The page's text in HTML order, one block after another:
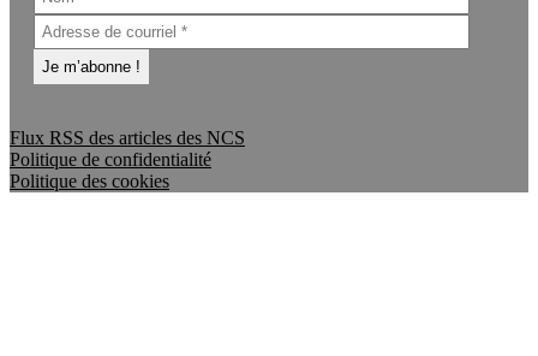
Flux RSS des articles des NCS
Politique de confidentialité
Politique des cookies